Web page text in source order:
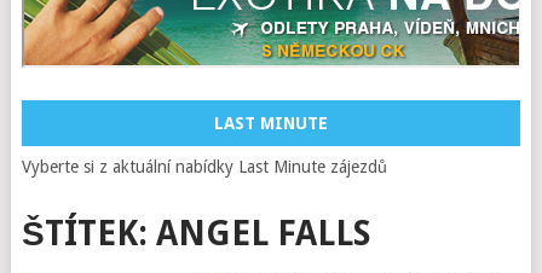
LAST MINUTE
Vyberte si z aktuální nabídky Last Minute zájezdů
ŠTÍTEK: ANGEL FALLS